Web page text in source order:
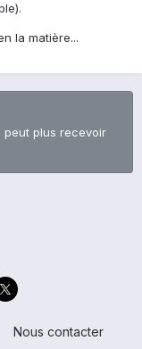
la matière...
peut plus recevoir
Nous contacter